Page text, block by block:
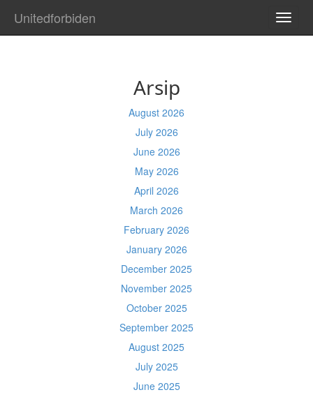
Unitedforbiden
Arsip
August 2026
July 2026
June 2026
May 2026
April 2026
March 2026
February 2026
January 2026
December 2025
November 2025
October 2025
September 2025
August 2025
July 2025
June 2025